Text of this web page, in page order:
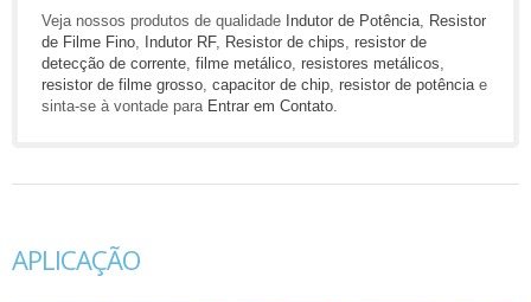
Veja nossos produtos de qualidade Indutor de Potência
Resistor
de Filme Fino
Indutor RF, Resistor de chips resistor de
detecção de corrente filme metálico resistores metálicos
resistor de filme grosso capacitor de chip resistor de potência e
sinta-se à vontade para Entrar em Contato
APLICAÇÃO